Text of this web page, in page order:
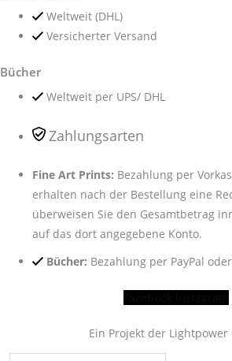
Weltweit (DHL)
Versicherter Versand
Bücher
Weltweit per UPS/ DHL
Zahlungsarten
Fine Art Prints: Bezahlung per
erhalten nach der Bestellung eine
überweisen Sie den Gesamtbetrag
auf das dort angegebene Konto.
Bücher: Bezahlung per PayPal
Ein Projekt der Lightpower